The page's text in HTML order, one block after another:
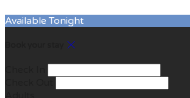
Available Tonight